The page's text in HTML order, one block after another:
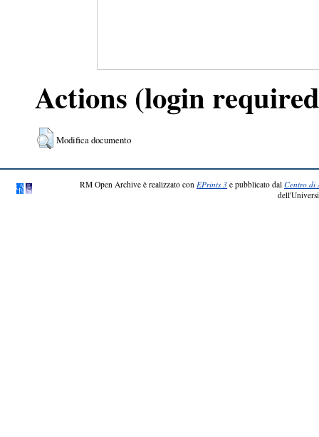
Actions (login
Modifica documento
RM Open Archive è realizzato con EPrints 3 e pubblicato dal Centro di